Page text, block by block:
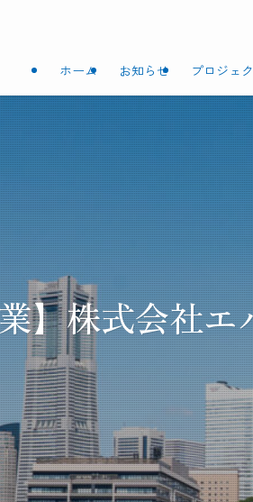
ホーム お知らせ プロジェ
】株式会社